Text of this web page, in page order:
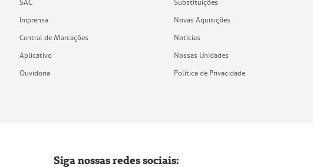
SAC
Imprensa
Central de Marcações
Aplicativo
Ouvidoria
Substituições
Novas Aquisições
Notícias
Nossas Unidades
Política de Privacidade
Siga nossas redes sociais: